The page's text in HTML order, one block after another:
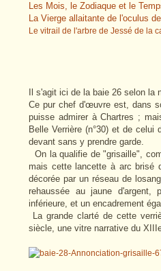
Les Mois, le Zodiaque et le
La Vierge allaitante de l'oculus
Le vitrail de l'arbre de Jessé de la
Il s'agit ici de la baie 26 selon la
Ce pur chef d'œuvre est, dans
puisse admirer à Chartres ;
Belle Verrière (n°30) et de
devant sans y prendre garde.
On la qualifie de "grisaille",
mais cette lancette à arc brisé
décorée par un réseau de
rehaussée au jaune
inférieure, et un encadrement
La grande clarté de cette
siècle, une vitre narrative du